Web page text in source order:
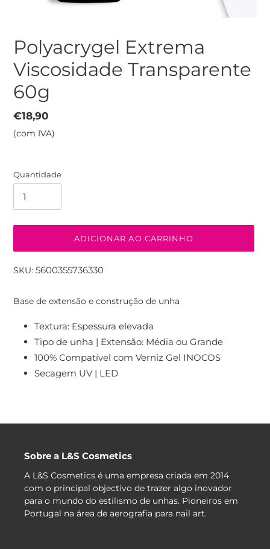
Polyacrygel Extrema
Viscosidade Transparente
60g
Preço
normal
€18,90
(com IVA)
Quantidade
ADICIONAR AO CARRINHO
SKU: 5600355736330
adicionar
carrinho
Base de extensão e construção de unha
Textura: Espessura elevada
Tipo de unha | Extensão: Média ou Grande
100% Compatível com Verniz Gel INOCOS
Secagem UV | LED
Sobre a L&S Cosmetics
A L&S Cosmetics é uma empresa criada em 2014
com o principal objectivo de trazer algo inovador
para o mundo do estilismo de unhas. Pioneiros em
Portugal na área de aerografia para nail art.